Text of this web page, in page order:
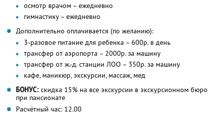
осмотр врачом – ежедневно
гимнастику – ежедневно
Дополнительно оплачивается (по желанию):
3-разовое питание для ребенка – 600р. в день
трансфер от аэропорта – 2000р. за машину
трансфер от ж.-д. станции ЛОО – 350р. за машину
кафе, маникюр, экскурсии, массаж, мед
БОНУС: скидка 15% на все экскурсии в экскурсионном бюро
при пансионате
Расчётный час: 12.00